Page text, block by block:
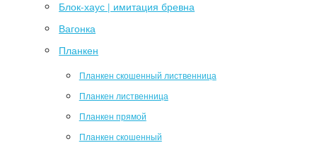
Блок-хаус | имитация бревна
Вагонка
Планкен
Планкен скошенный лиственница
Планкен лиственница
Планкен прямой
Планкен скошенный